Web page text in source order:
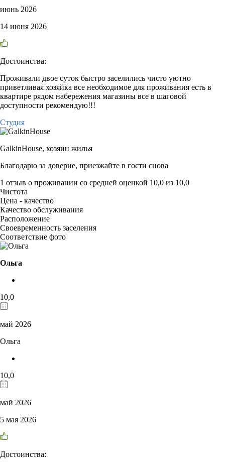
июнь 2026
14 июня 2026
Достоинства:
Проживали двое суток быстро заселились чисто уютно
приветливая хозяйка все необходимое для проживания есть в
квартире рядом набережения магазины все в шаговой
доступности рекомендую!!!
Студия
GalkinHouse, хозяин жилья
Благодарю за доверие, приезжайте в гости снова
1 отзыв о проживании со средней оценкой 10,0 из 10,0
Чистота
Цена - качество
Качество обслуживания
Расположение
Своевременность заселения
Соответствие фото
Ольга
10,0
май 2026
Ольга
10,0
май 2026
5 мая 2026
Достоинства: